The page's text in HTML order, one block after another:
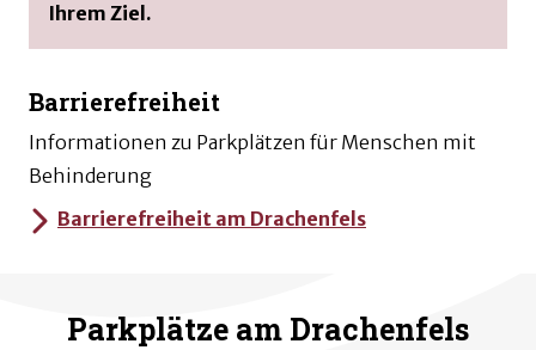
Ihrem Ziel.
Barrierefreiheit
Informationen zu Parkplätzen für Menschen mit
Behinderung
Barrierefreiheit am Drachenfels
Parkplätze am Drachenfels